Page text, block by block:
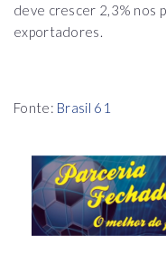
deve crescer 2,3% nos
exportadores.
Fonte: Brasil 61